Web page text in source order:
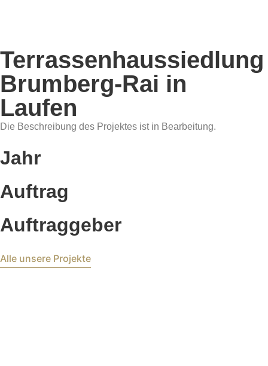
Terrassenhaussiedlung
Brumberg-Rai in
Laufen
Die Beschreibung des Projektes ist in Bearbeitung.
Jahr
Auftrag
Auftraggeber
Alle unsere Projekte